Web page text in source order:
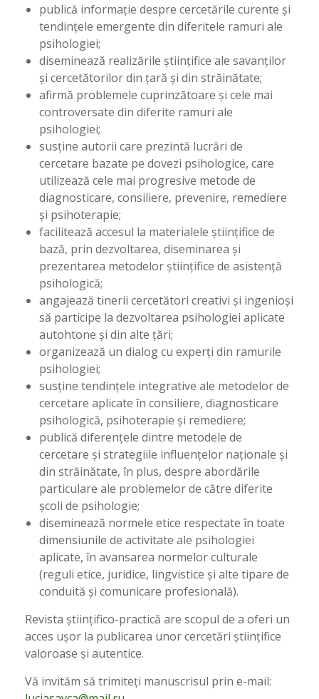
publică informație despre cercetările curente și
tendințele emergente din diferitele ramuri ale
psihologiei;
diseminează realizările științifice ale savanților
și cercetătorilor din țară și din străinătate;
afirmă problemele cuprinzătoare și cele mai
controversate din diferite ramuri ale
psihologiei;
susține autorii care prezintă lucrări de
cercetare bazate pe dovezi psihologice, care
utilizează cele mai progresive metode de
diagnosticare, consiliere, prevenire, remediere
și psihoterapie;
facilitează accesul la materialele științifice de
bază, prin dezvoltarea, diseminarea și
prezentarea metodelor științifice de asistență
psihologică;
angajează tinerii cercetători creativi și ingenioși
să participe la dezvoltarea psihologiei aplicate
autohtone și din alte țări;
organizează un dialog cu experți din ramurile
psihologiei;
susține tendințele integrative ale metodelor de
cercetare aplicate în consiliere, diagnosticare
psihologică, psihoterapie și remediere;
publică diferențele dintre metodele de
cercetare și strategiile influențelor naționale și
din străinătate, în plus, despre abordările
particulare ale problemelor de către diferite
școli de psihologie;
diseminează normele etice respectate în toate
dimensiunile de activitate ale psihologiei
aplicate, în avansarea normelor culturale
(reguli etice, juridice, lingvistice și alte tipare de
conduită și comunicare profesională).
Revista științifico-practică are scopul de a oferi un
acces ușor la publicarea unor cercetări științifice
valoroase și autentice.
Vă invităm să trimiteți manuscrisul prin e-mail: